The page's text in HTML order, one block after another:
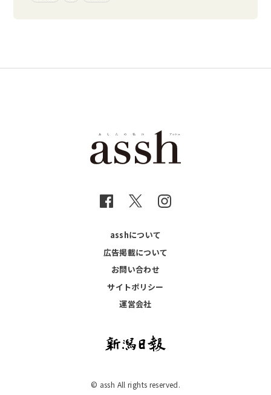
asshについて
広告掲載について
お問い合わせ
サイトポリシー
運営会社
© assh All rights reserved.